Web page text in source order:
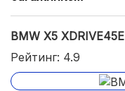
BMW X5 XDRIVE45E
Рейтинг: 4.9